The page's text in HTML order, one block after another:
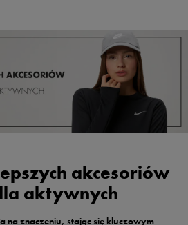
akcesoriów
aktywnych
na znaczeniu, stając się kluczowym